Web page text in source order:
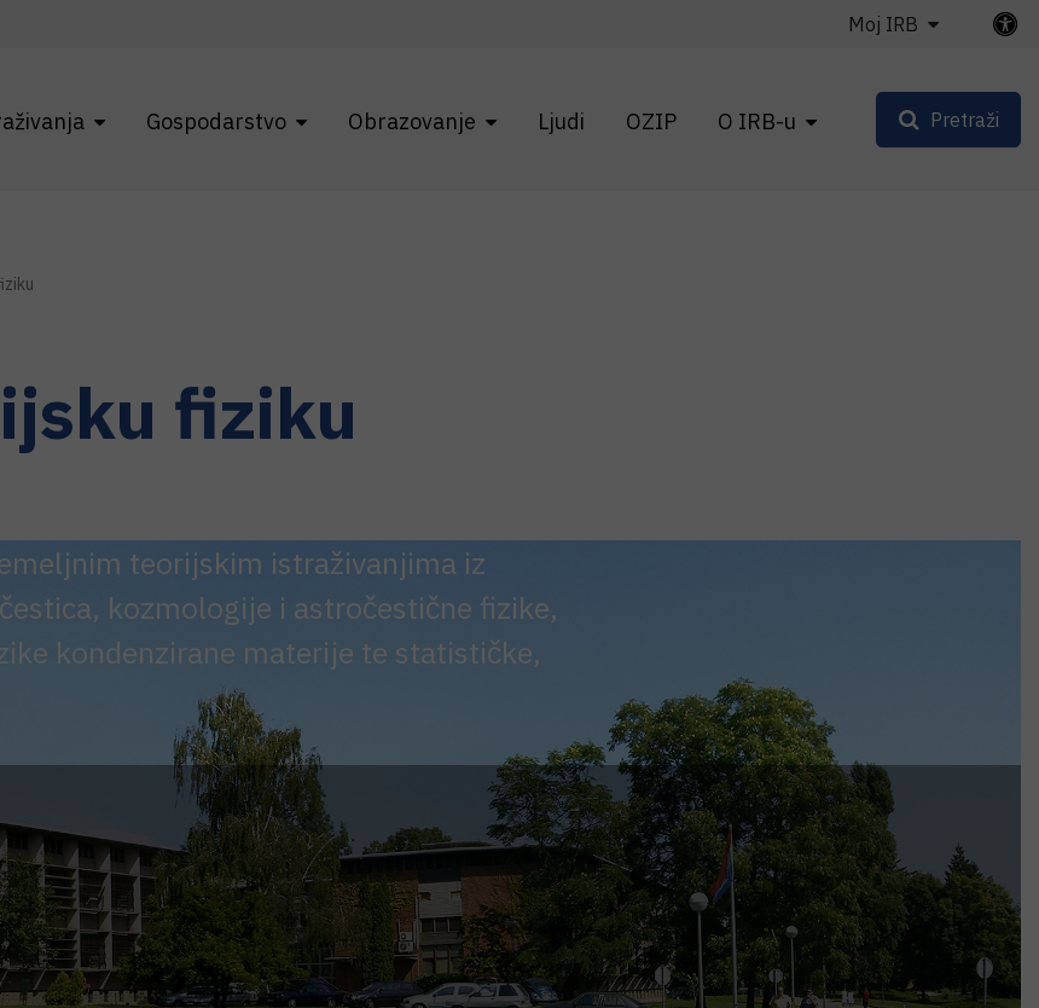
Gospodarstvo Obrazovanje Ljudi OZIP O IRB-u
Moj IRB
Pretraži
fiziku
teorijskim istraživanjima iz
kozmologije i astročestične fizike,
kondenzirane materije te statističke,